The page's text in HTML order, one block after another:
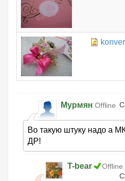
Мурмян Offline
Во такую штуку надо а
ДР!
T-bear
Offline